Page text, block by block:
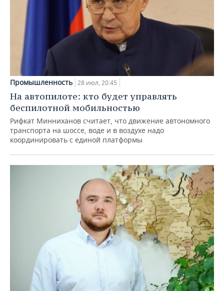
Промышленность 28 июл, 20:45
На автопилоте: кто будет управлять
беспилотной мобильностью
Рифкат Минниханов считает, что движение автономного
транспорта на шоссе, воде и в воздухе надо
координировать с единой платформы